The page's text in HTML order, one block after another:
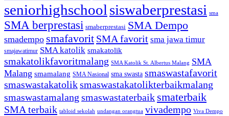
seniorhighschool siswaberprestasi sma
SMA berprestasi smaberprestasi SMA Dempo
smadempo smafavorit SMA favorit sma jawa timur
smajawatimur SMA katolik smakatolik
smakatolikfavoritmalang SMA Katolik St. Albertus Malang SMA
Malang smamalang SMA Nasional sma swasta smaswastafavorit
smaswastakatoliksmaswastakatolikterbaikmalang
smaswastamalang smaswastaterbaik smaterbaik
SMA terbaik tabloid sekolah undangan orangtua vivadempo Viva Dempo